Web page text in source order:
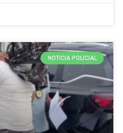
NOTICIA POLICIAL